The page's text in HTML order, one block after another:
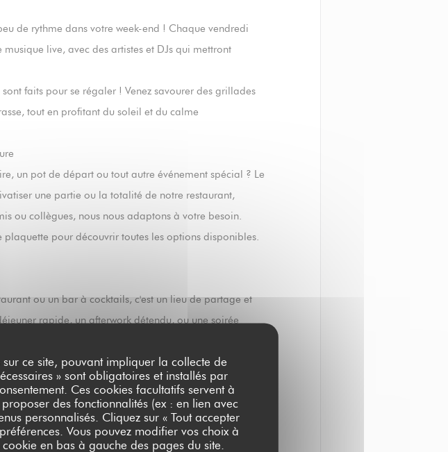
ce site, pouvant impliquer la collecte de
» sont obligatoires et installés par
Ces cookies facultatifs servent à
des fonctionnalités (ex : en lien avec
personnalisés. Cliquez sur « Tout accepter
Vous pouvez modifier vos choix à
en bas à gauche des pages du site.
de rythme dans votre week-end ! Chaque vendredi
live, avec des artistes et DJs qui mettront
faits pour se régaler ! Venez savourer des grillades
tout en profitant du soleil et du calme
un pot de départ ou tout autre événement spécial ? Le
une partie ou la totalité de notre restaurant,
ou collègues, nous nous adaptons à votre besoin.
plaquette pour découvrir toutes les options disponibles.
ou un bar à cocktails, c'est un lieu de partage et
rapide, un afterwork détendu, ou une soirée
soirées d’été sur notre terrasse !
célébrer ensemble cette belle saison 2025.